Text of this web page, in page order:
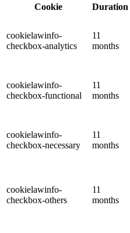
Cookie
Duration
cookielawinfo-
checkbox-analytics
11
months
cookielawinfo-
checkbox-functional
11
months
cookielawinfo-
checkbox-necessary
11
months
cookielawinfo-
checkbox-others
11
months